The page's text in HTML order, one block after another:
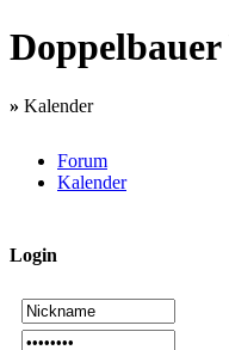
» Kalender
Forum
Kalender
Login